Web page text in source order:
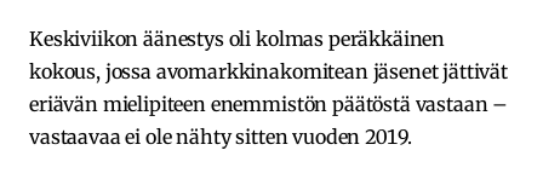
Keskiviikon äänestys oli kolmas peräkkäinen
kokous, jossa avomarkkinakomitean jäsenet jättivät
eriävän mielipiteen enemmistön päätöstä vastaan –
vastaavaa ei ole nähty sitten vuoden 2019.